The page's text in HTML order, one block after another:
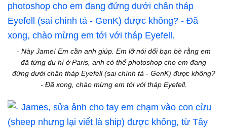
- Này Jame! Em cần anh giúp. Em lỡ nói dối bạn bè rằng em
đã từng du hí ở Paris, anh có thể photoshop cho em đang
đứng dưới chân tháp Eyefell (sai chính tả - GenK) được không?
- Đã xong, chào mừng em tới với tháp Eyefell.